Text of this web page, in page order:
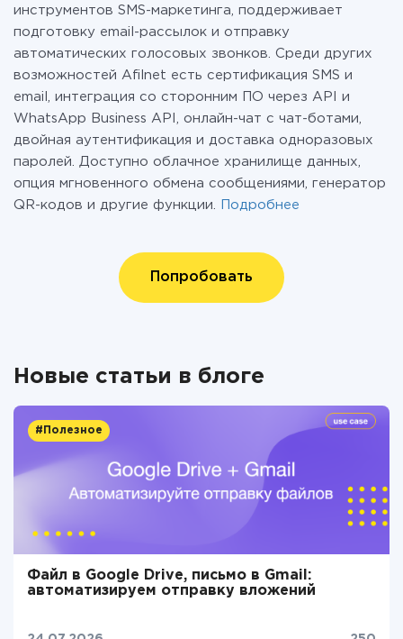
инструментов SMS-маркетинга, поддерживает
подготовку email-рассылок и отправку
автоматических голосовых звонков. Среди других
возможностей Afilnet есть сертификация SMS и
email, интеграция со сторонним ПО через API и
WhatsApp Business API, онлайн-чат с чат-ботами,
двойная аутентификация и доставка одноразовых
паролей. Доступно облачное хранилище данных,
опция мгновенного обмена сообщениями, генератор
QR-кодов и другие функции.
Подробнее
Попробовать
Новые статьи в блоге
#Полезное
Файл в Google Drive, письмо в Gmail:
автоматизируем отправку вложений